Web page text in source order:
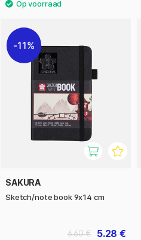
11%
SAKURA
Sketch/note book 9x14 cm
5.28 €
6.60 €